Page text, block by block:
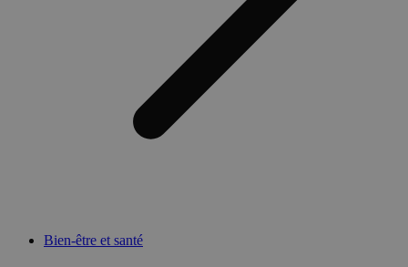
Bien-être et santé